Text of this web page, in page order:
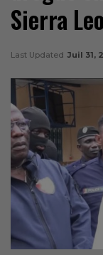
Sierra
Last Updated Juil 31,